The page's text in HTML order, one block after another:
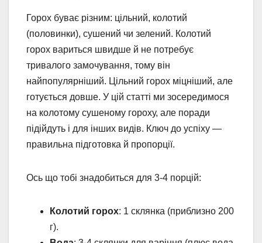
Горох буває різним: цільний, колотий
(половинки), сушений чи зелений. Колотий
горох вариться швидше й не потребує
тривалого замочування, тому він
найпопулярніший. Цільний горох міцніший, але
готується довше. У цій статті ми зосередимося
на колотому сушеному гороху, але поради
підійдуть і для інших видів. Ключ до успіху —
правильна підготовка й пропорції.
Ось що тобі знадобиться для 3-4 порцій:
Колотий горох: 1 склянка (приблизно 200
г).